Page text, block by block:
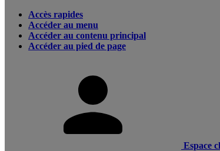
Accès rapides
Accéder au menu
Accéder au contenu principal
Accéder au pied de page
Espace